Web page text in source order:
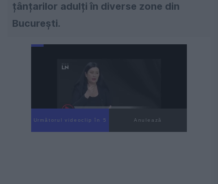
țânțarilor adulți în diverse zone din
București.
Următorul videoclip în 4 Anulează